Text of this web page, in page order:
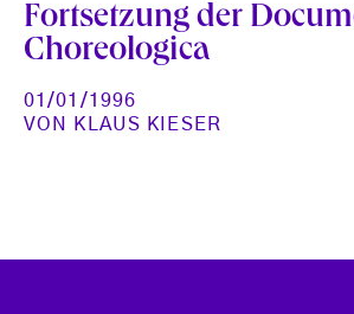
Fortsetzung der
Choreologica
01/01/1996
VON
KLAUS KIESER